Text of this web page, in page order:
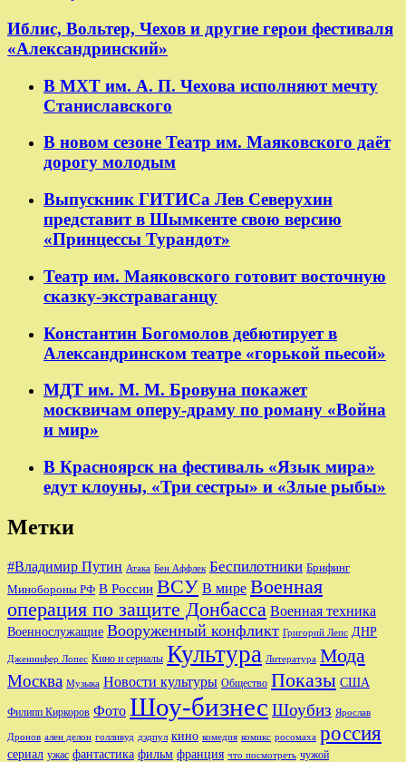
​​Иблис, Вольтер, Чехов и другие герои фестиваля
«Александринский»
В МХТ им. А. П. Чехова исполняют мечту
Станиславского
В новом сезоне Театр им. Маяковского даёт
дорогу молодым
Выпускник ГИТИСа Лев Северухин
представит в Шымкенте свою версию
«Принцессы Турандот»
Театр им. Маяковского готовит восточную
сказку-экстраваганцу
Константин Богомолов дебютирует в
Александринском театре «горькой пьесой»
МДТ им. М. М. Бровуна покажет
москвичам оперу-драму по роману «Война
и мир»
В Красноярск на фестиваль «Язык мира»
едут клоуны, «Три сестры» и «Злые рыбы»
Метки
#Владимир Путин Атака Бен Аффлек Беспилотники Брифинг
Минобороны РФ В России ВСУ В мире Военная
операция по защите Донбасса Военная техника
Военнослужащие Вооруженный конфликт Григорий Лепс ДНР
Дженнифер Лопес Кино и сериалы Культура Литература Мода
Москва Музыка Новости культуры Общество Показы США
Филипп Киркоров Фото Шоу-бизнес Шоубиз Ярослав
Дронов ален делон голливуд дэдпул кино комедия комикс росомаха россия
сериал ужас фантастика фильм франция что посмотреть чужой